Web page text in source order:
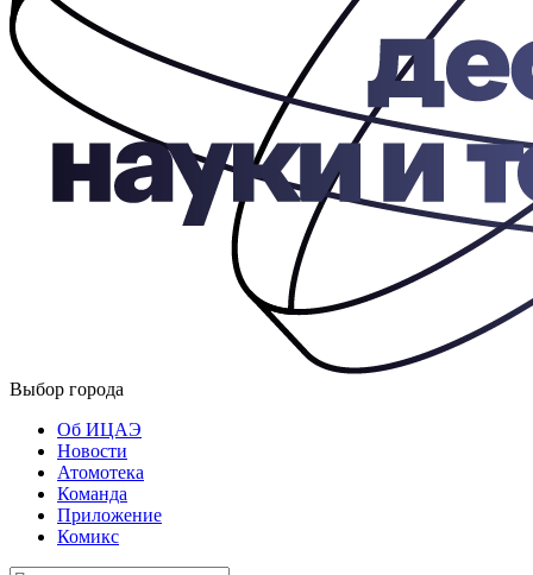
Выбор города
Об ИЦАЭ
Новости
Атомотека
Команда
Приложение
Комикс